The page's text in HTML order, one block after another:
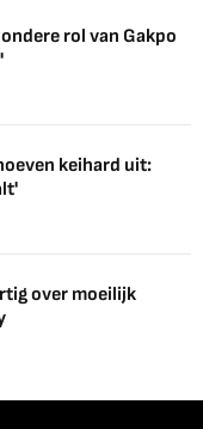
rol van Gakpo
keihard uit:
over moeilijk